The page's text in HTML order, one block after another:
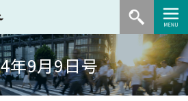
年9月9日号